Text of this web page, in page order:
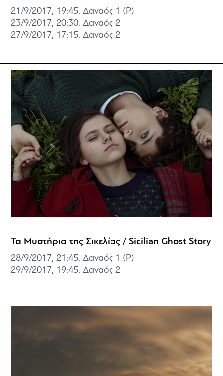
21/9/2017, 19:45, Δαναός 1 (P)
23/9/2017, 20:30,Δαναός 2
27/9/2017, 17:15,Δαναός 2
Τα Μυστήρια της Σικελίας / Sicilian Ghost Story
28/9/2017, 21:45, Δαναός 1 (P)
29/9/2017, 19:45,Δαναός 2